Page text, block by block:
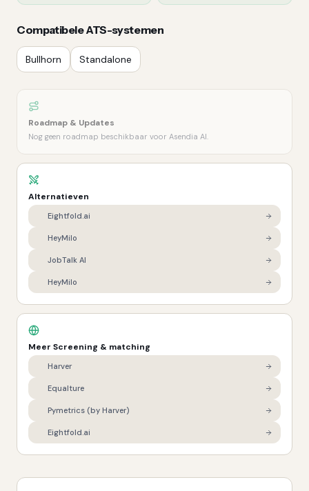
Compatibele ATS-systemen
Bullhorn Standalone
Roadmap & Updates
Nog geen roadmap beschikbaar voor Asendia AI.
Alternatieven
Eightfold.ai
HeyMilo
JobTalk AI
HeyMilo
Meer Screening & matching
Harver
Equalture
Pymetrics (by Harver)
Eightfold.ai